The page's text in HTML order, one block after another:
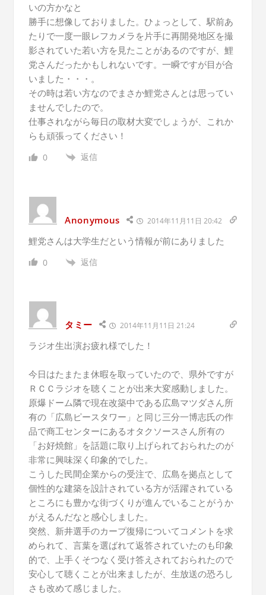
いの方かなと
勝手に想像しておりました。ひょっとして、駅前あ
たりで一度一眼レフカメラを片手に再開発地区を撮
影されていた若い方を見たことがあるのですが、鯉
党さんだったかもしれないです。一瞬ですが目が合
いました・・・。
その時は若い方なのでまさか鯉党さんとは思ってい
ませんでしたので。
仕事されながら毎日の取材大変でしょうが、これか
らも頑張ってください！
0 返信
Anonymous 2014年11月11日 20:42
鯉党さんは大学生だという情報が前にありました
0 返信
タミー 2014年11月11日 21:24
ラジオ生出演お疲れ様でした！
今日はたまたま休暇を取っていたので、県外ですが
ＲＣＣラジオを聴くことが出来大変感動しました。
原爆ドーム隣で現在改築中である広島マツダさん所
有の「広島ピースタワー」と同じ三分一博志氏の作
品で商工センターにあるオタクソースさん所有の
「お好焼館」を話題に取り上げられておられたのが
非常に興味深く印象的でした。
こうした民間企業からの受注で、広島を拠点として
個性的な建築を設計されている方が活躍されている
ところにも豊かな街づくりが進んでいることがうか
がえるんだなと感心しました。
突然、新井選手のカープ復帰についてコメントを求
められて、言葉を選ばれて返答されていたのも印象
的で、上手くそつなく受け答えされておられたので
安心して聴くことが出来ましたが、生放送の恐ろし
さも改めて感じました。